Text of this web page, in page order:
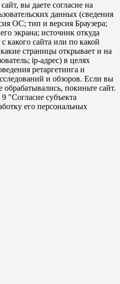
вы даете согласие на
данных (сведения
ОС; тип и версия Браузера;
экрана; источник откуда
какого сайта или по какой
страницы открывает и на
ip-адрес) в целях
ретаргетинга и
и обзоров. Если вы
покиньте сайт.
"Согласие субъекта
его персональных